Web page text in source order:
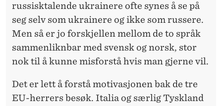
russisktalende ukrainere ofte synes å se på
seg selv som ukrainere og ikke som russere.
Men så er jo forskjellen mellom de to språk
sammenliknbar med svensk og norsk, stor
nok til å kunne misforstå hvis man gjerne vil.
Det er lett å forstå motivasjonen bak de tre
EU-herrers besøk. Italia og særlig Tyskland